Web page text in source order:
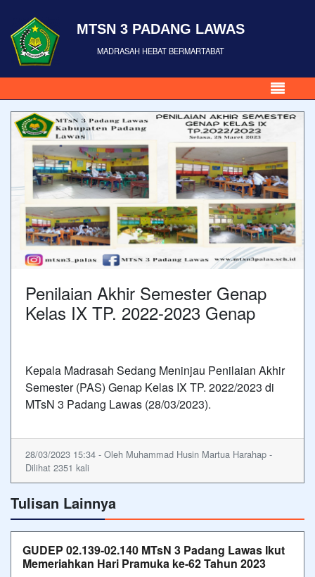
MTSN 3 PADANG LAWAS
MADRASAH HEBAT BERMARTABAT
Penilaian Akhir Semester Genap
Kelas IX TP. 2022-2023 Genap
Kepala Madrasah Sedang Meninjau Penilaian Akhir
Semester (PAS) Genap Kelas IX TP. 2022/2023 di
MTsN 3 Padang Lawas (28/03/2023).
28/03/2023 15:34 - Oleh Muhammad Husin Martua Harahap -
Dilihat 2351 kali
Tulisan Lainnya
GUDEP 02.139-02.140 MTsN 3 Padang Lawas Ikut
Memeriahkan Hari Pramuka ke-62 Tahun 2023